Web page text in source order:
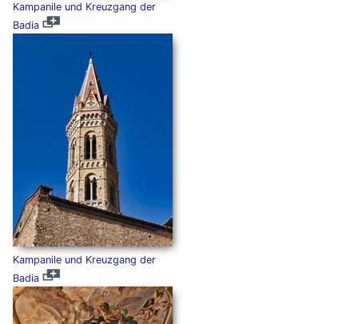
Kampanile und Kreuzgang der
Badia
Kampanile und Kreuzgang der
Badia